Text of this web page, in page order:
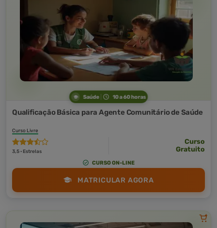
Saúde 10 a 60 horas
Qualificação Básica para Agente Comunitário de Saúde
Curso Livre
3,5 · Estrelas
Curso
Gratuito
CURSO ON-LINE
MATRICULAR AGORA